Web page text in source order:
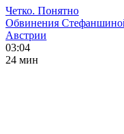
Четко. Понятно
Обвинения
Австрии
03:04
24 мин